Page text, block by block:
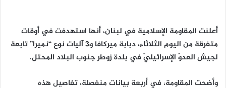
أعلنت المقاومة الإسلامية في لبنان، أنها استهدفت في أوقات
متفرقة من اليوم الثلاثاء، دبابة ميركافا و3 آليات نوع “نميرا” تابعة
لجيش العدوّ الإسرائيليّ في بلدة زوطر جنوب البلاد المحتل.
وأضحت المقاومة، في أربعة بيانات منفصلة، تفاصيل هذه